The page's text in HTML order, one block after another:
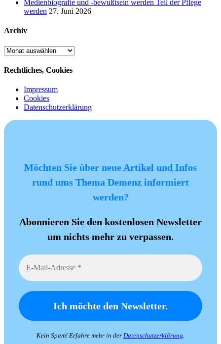
Medienbiografie und -bewußtsein werden Teil der Pflege
werden 27. Juni 2026
Archiv
Archiv
Rechtliches, Cookies
Impressum
Cookies
Datenschutzerklärung
Möchten Sie über neue Artikel und Infos
rund ums Thema Demenz informiert
werden?
Abonnieren Sie den kostenlosen Newsletter
um nichts mehr zu verpassen.
Kein Spam! Erfahre mehr in der Datenschutzerklärung.